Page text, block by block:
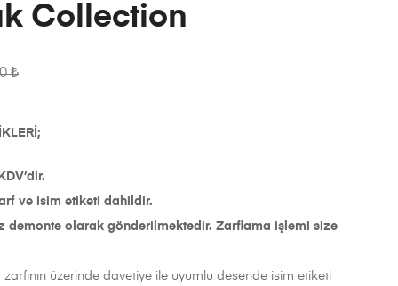
Collection
₺
ve isim etiketi dahildir.
demonte olarak gönderilmektedir. Zarflama işlemi size
zarfının üzerinde davetiye ile uyumlu desende isim etiketi